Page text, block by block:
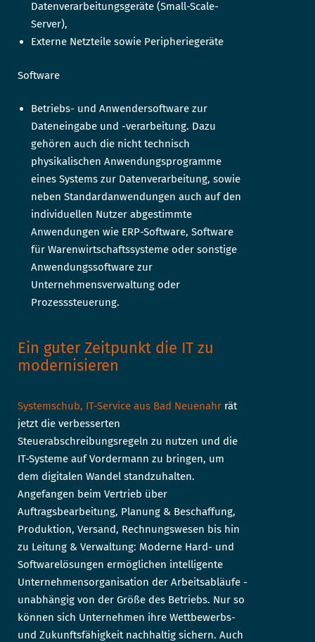
Datenverarbeitungsgeräte (Small-Scale-
Server),
Externe Netzteile sowie Peripheriegeräte
Software
Betriebs- und Anwendersoftware zur
Dateneingabe und -verarbeitung. Dazu
gehören auch die nicht technisch
physikalischen Anwendungsprogramme
eines Systems zur Datenverarbeitung, sowie
neben Standardanwendungen auch auf den
individuellen Nutzer abgestimmte
Anwendungen wie ERP-Software, Software
für Warenwirtschaftssysteme oder sonstige
Anwendungssoftware zur
Unternehmensverwaltung oder
Prozesssteuerung.
Ein guter Zeitpunkt die IT zu
modernisieren
Systemschub, IT-Service aus Bad Neuenahrrät
jetzt die verbesserten
Steuerabschreibungsregeln zu nutzen und die
IT-Systeme auf Vordermann zu bringen, um
dem digitalen Wandel standzuhalten.
Angefangen beim Vertrieb über
Auftragsbearbeitung, Planung & Beschaffung,
Produktion, Versand, Rechnungswesen bis hin
zu Leitung & Verwaltung: Moderne Hard- und
Softwarelösungen ermöglichen intelligente
Unternehmensorganisation der Arbeitsabläufe -
unabhängig von der Größe des Betriebs. Nur so
können sich Unternehmen ihre Wettbewerbs-
und Zukunftsfähigkeit nachhaltig sichern. Auch